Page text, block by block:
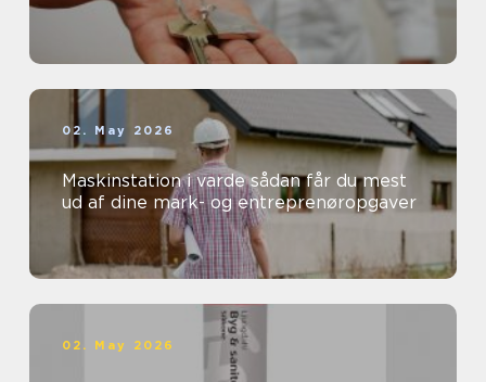
02. May 2026
Maskinstation i varde sådan får du mest
ud af dine mark- og entreprenøropgaver
02. May 2026